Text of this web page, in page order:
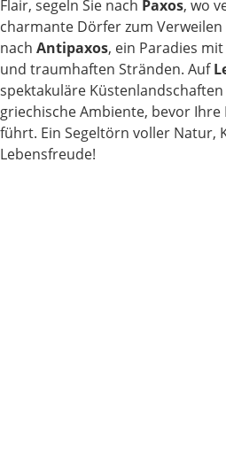
Flair, segeln Sie nach Paxos, wo
charmante Dörfer zum
nach Antipaxos, ein Paradies
und traumhaften Stränden. Auf
spektakuläre
griechische Ambiente, bevor Ihre
führt. Ein Segeltörn voller
Lebensfreude!